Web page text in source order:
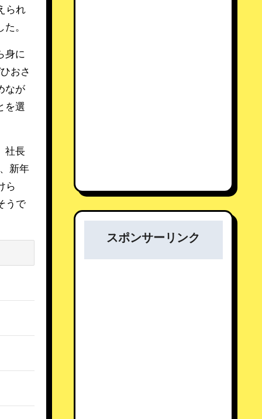
られ
。
身に
おさ
なが
を選
社長
新年
ら
うで
スポンサーリンク